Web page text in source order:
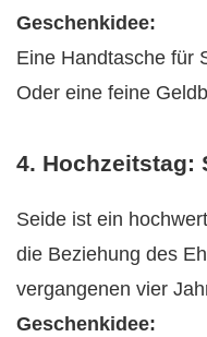
Geschenkidee:
Eine Handtasche für
Oder eine feine
4. Hochzeitstag:
Seide ist ein
die Beziehung des
vergangenen vier
Geschenkidee: